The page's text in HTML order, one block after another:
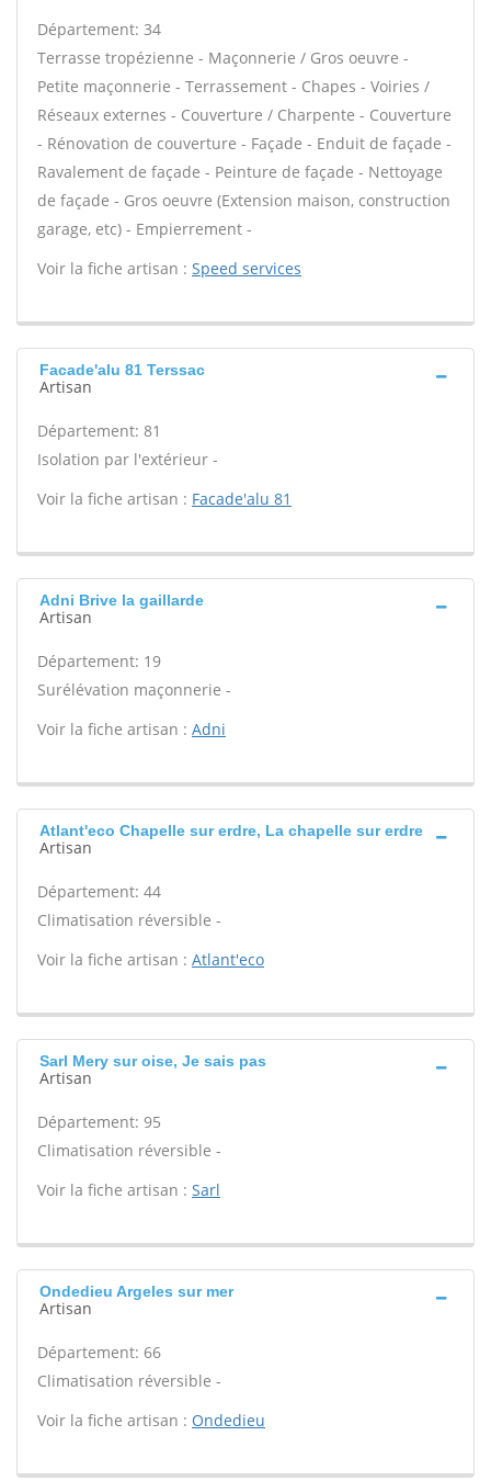
Département: 34
Terrasse tropézienne - Maçonnerie / Gros oeuvre -
Petite maçonnerie - Terrassement - Chapes - Voiries /
Réseaux externes - Couverture / Charpente - Couverture
- Rénovation de couverture - Façade - Enduit de façade -
Ravalement de façade - Peinture de façade - Nettoyage
de façade - Gros oeuvre (Extension maison, construction
garage, etc) - Empierrement -
Voir la fiche artisan : Speed services
Facade'alu 81 Terssac
Artisan
Département: 81
Isolation par l'extérieur -
Voir la fiche artisan : Facade'alu 81
Adni Brive la gaillarde
Artisan
Département: 19
Surélévation maçonnerie -
Voir la fiche artisan : Adni
Atlant'eco Chapelle sur erdre, La chapelle sur erdre
Artisan
Département: 44
Climatisation réversible -
Voir la fiche artisan : Atlant'eco
Sarl Mery sur oise, Je sais pas
Artisan
Département: 95
Climatisation réversible -
Voir la fiche artisan : Sarl
Ondedieu Argeles sur mer
Artisan
Département: 66
Climatisation réversible -
Voir la fiche artisan : Ondedieu